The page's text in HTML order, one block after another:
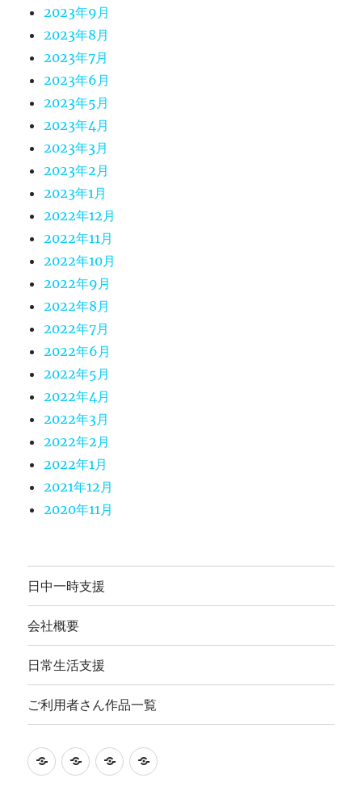
2023年9月
2023年8月
2023年7月
2023年6月
2023年5月
2023年4月
2023年3月
2023年2月
2023年1月
2022年12月
2022年11月
2022年10月
2022年9月
2022年8月
2022年7月
2022年6月
2022年5月
2022年4月
2022年3月
2022年2月
2022年1月
2021年12月
2020年11月
日中一時支援
会社概要
日常生活支援
ご利用者さん作品一覧
就
日
会
ご